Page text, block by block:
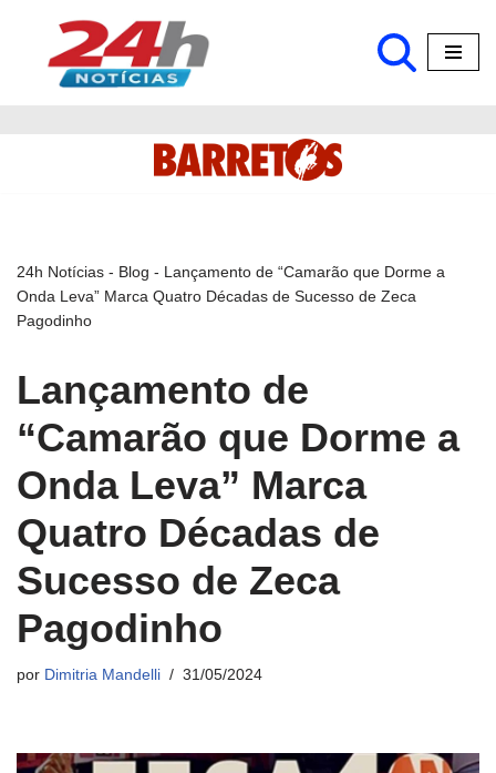
Pular
24h Notícias - Blog - Lançamento de “Camarão que Dorme a
Onda Leva” Marca Quatro Décadas de Sucesso de Zeca
Pagodinho
Lançamento de
“Camarão que Dorme a
Onda Leva” Marca
Quatro Décadas de
Sucesso de Zeca
Pagodinho
por Dimitria Mandelli 31/05/2024